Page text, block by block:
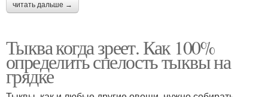
читать дальше →
Тыква когда зреет. Как 100%
определить спелость тыквы на
грядке